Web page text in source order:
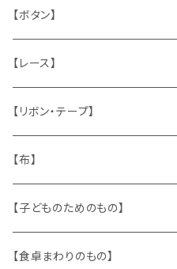
うさぎ
キャラクター
ハンドメイド製品
お部屋に飾るもの
メタル製品
缶、箱
陶磁器
文房具
木製品
マッチラベル、食品ラベル
蔵書票、荷札、ビュバー、伝票
シール、ステッカー、クロモス
袋、箱、ナプキン、コースター
パズル、ゲーム
古本、古雑誌、古えほん
袋、ラッピングペーパー
ひも、テープ
封筒、ポストカード
切手
スタンプ
文房具
【ボタン】
木
貝
メタル
ガラス
プラスチック
【レース】
【リボン・テープ】
チロルテープ・イニシャルテープ
トリム
ワッペン
【布】
キッチンクロス、ナプキン
ニット
【子どものためのもの】
身に着けるもの
【食卓まわりのもの】